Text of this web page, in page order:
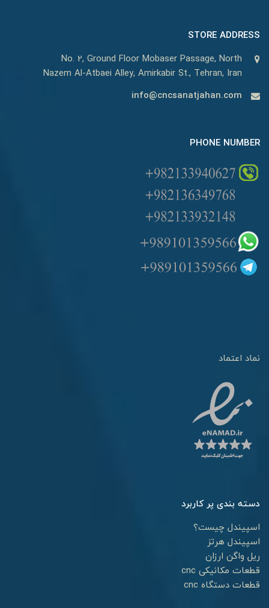
STORE ADDRESS
No. 2, Ground Floor Mobaser Passage, North
Nazem Al-Atbaei Alley, Amirkabir St., Tehran, Iran
info@cncsanatjahan.com
PHONE NUMBER
نماد اعتماد
دسته بندی پر کاربرد
اسپیندل چیست؟
اسپیندل هرتز
ریل واگن ارزان
قطعات مکانیکی cnc
قطعات دستگاه cnc